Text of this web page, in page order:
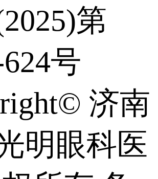
第
号
济南
明眼科医